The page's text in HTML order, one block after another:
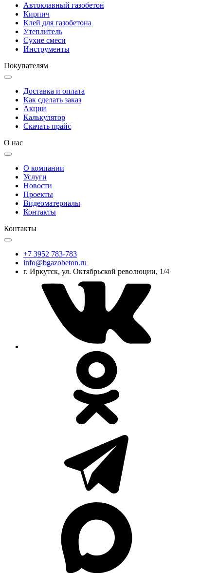
Автоклавный газобетон
Кирпич
Клей для газобетона
Утеплитель
Сухие смеси
Инструменты
Покупателям
Доставка и оплата
Как сделать заказ
Акции
Калькулятор
Скачать прайс
О нас
О компании
Услуги
Новости
Проекты
Видеоматериалы
Контакты
Контакты
+7 3952 783-783
info@bgazobeton.ru
г. Иркутск, ул. Октябрьской революции, 1/4